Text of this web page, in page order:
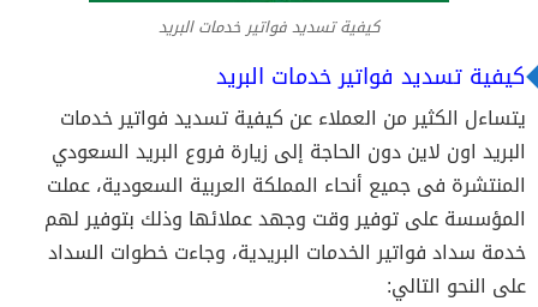
كيفية تسديد فواتير خدمات البريد
كيفية تسديد فواتير خدمات البريد
يتساءل الكثير من العملاء عن كيفية تسديد فواتير خدمات
البريد اون لاين دون الحاجة إلى زيارة فروع البريد السعودي
المنتشرة فى جميع أنحاء المملكة العربية السعودية، عملت
المؤسسة على توفير وقت وجهد عملائها وذلك بتوفير لهم
خدمة سداد فواتير الخدمات البريدية، وجاءت خطوات السداد
على النحو التالي: